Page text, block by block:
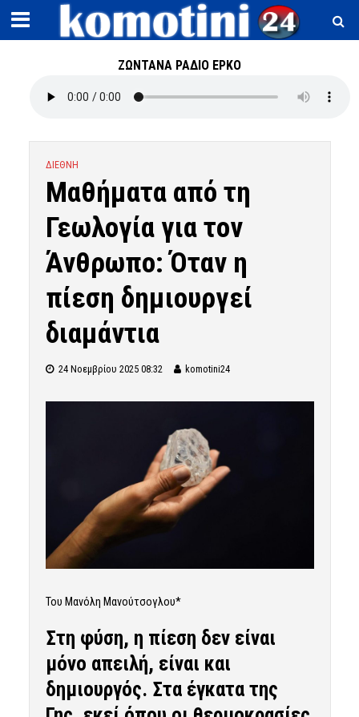
ΖΩΝΤΑΝΑ ΡΑΔΙΟ ΕΡΚΟ
ΔΙΕΘΝΗ
Μαθήματα από τη
Γεωλογία για τον
Άνθρωπο: Όταν η
πίεση δημιουργεί
διαμάντια
24 Νοεμβρίου 2025 08:32 komotini24
Του Μανόλη Μανούτσογλου*
Στη φύση, η πίεση δεν είναι
μόνο απειλή, είναι και
δημιουργός. Στα έγκατα της